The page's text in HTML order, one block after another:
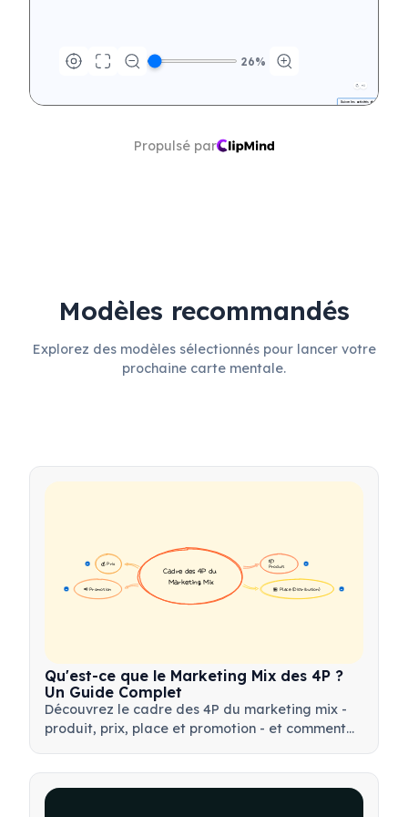
Suivre les activités de
communication en cours
26%
Propulsé par
Modèles recommandés
Explorez des modèles sélectionnés pour lancer votre
prochaine carte mentale.
📦
Produit
16
💰 Prix
16
🏪 Place (Distribution) 17
📢 Promotion
17
Cadre des 4P du
Marketing Mix
Qu'est-ce que le Marketing Mix des 4P ?
Un Guide Complet
Découvrez le cadre des 4P du marketing mix -
produit, prix, place et promotion - et comment